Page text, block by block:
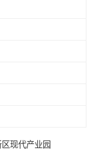
现代产业园